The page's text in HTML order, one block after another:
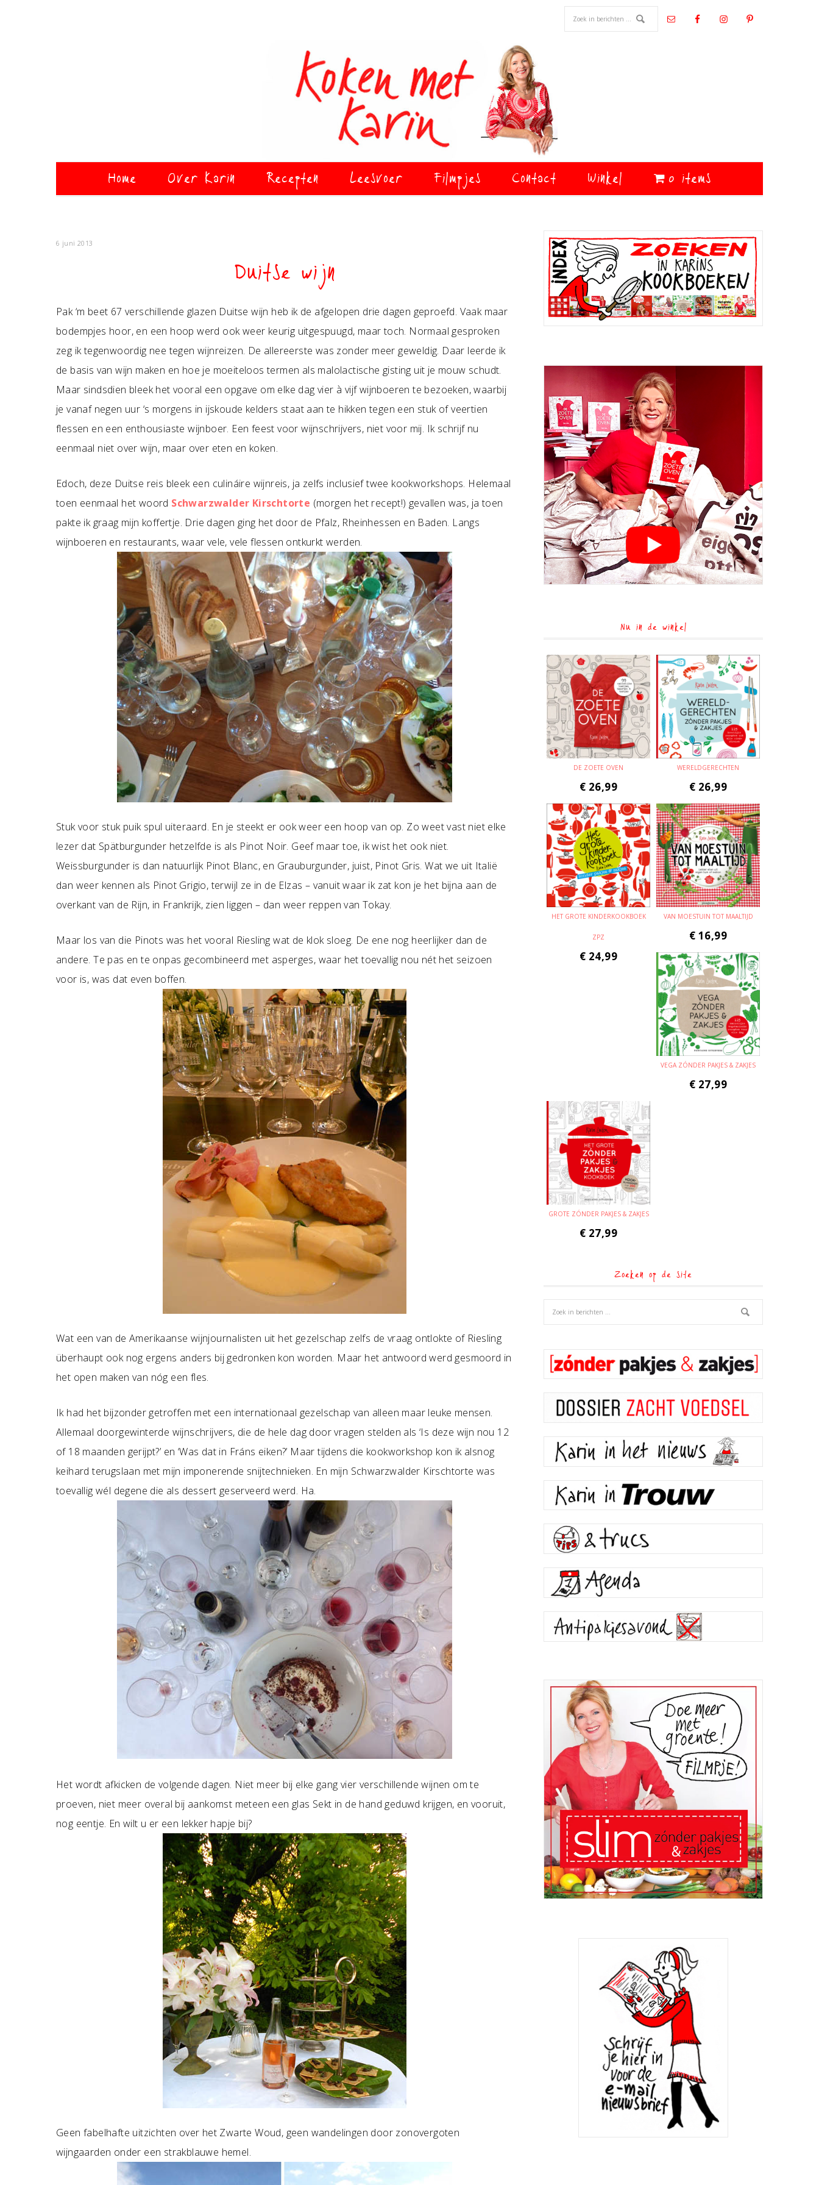
Home Over Karin Recepten Leesvoer Filmpjes Contact Winkel 0 items
6 juni 2013
Duitse wijn
Pak ‘m beet 67 verschillende glazen Duitse wijn heb ik de afgelopen drie dagen geproefd. Vaak maar
bodempjes hoor, en een hoop werd ook weer keurig uitgespuugd, maar toch. Normaal gesproken
zeg ik tegenwoordig nee tegen wijnreizen. De allereerste was zonder meer geweldig. Daar leerde ik
de basis van wijn maken en hoe je moeiteloos termen als malolactische gisting uit je mouw schudt.
Maar sindsdien bleek het vooral een opgave om elke dag vier à vijf wijnboeren te bezoeken, waarbij
je vanaf negen uur ‘s morgens in ijskoude kelders staat aan te hikken tegen een stuk of veertien
flessen en een enthousiaste wijnboer. Een feest voor wijnschrijvers, niet voor mij. Ik schrijf nu
eenmaal niet over wijn, maar over eten en koken.
Edoch, deze Duitse reis bleek een culináire wijnreis, ja zelfs inclusief twee kookworkshops. Helemaal
toen eenmaal het woord Schwarzwalder Kirschtorte (morgen het recept!) gevallen was, ja toen
pakte ik graag mijn koffertje. Drie dagen ging het door de Pfalz, Rheinhessen en Baden. Langs
wijnboeren en restaurants, waar vele, vele flessen ontkurkt werden.
Stuk voor stuk puik spul uiteraard. En je steekt er ook weer een hoop van op. Zo weet vast niet elke
lezer dat Spätburgunder hetzelfde is als Pinot Noir. Geef maar toe, ik wist het ook niet.
Weissburgunder is dan natuurlijk Pinot Blanc, en Grauburgunder, juist, Pinot Gris. Wat we uit Italië
dan weer kennen als Pinot Grigio, terwijl ze in de Elzas – vanuit waar ik zat kon je het bijna aan de
overkant van de Rijn, in Frankrijk, zien liggen – dan weer reppen van Tokay.
Maar los van die Pinots was het vooral Riesling wat de klok sloeg. De ene nog heerlijker dan de
andere. Te pas en te onpas gecombineerd met asperges, waar het toevallig nou nét het seizoen
voor is, was dat even boffen.
Wat een van de Amerikaanse wijnjournalisten uit het gezelschap zelfs de vraag ontlokte of Riesling
überhaupt ook nog ergens anders bij gedronken kon worden. Maar het antwoord werd gesmoord in
het open maken van nóg een fles.
Ik had het bijzonder getroffen met een internationaal gezelschap van alleen maar leuke mensen.
Allemaal doorgewinterde wijnschrijvers, die de hele dag door vragen stelden als ‘Is deze wijn nou 12
of 18 maanden gerijpt?’ en ‘Was dat in Fráns eiken?’ Maar tijdens die kookworkshop kon ik alsnog
keihard terugslaan met mijn imponerende snijtechnieken. En mijn Schwarzwalder Kirschtorte was
toevallig wél degene die als dessert geserveerd werd. Ha.
Het wordt afkicken de volgende dagen. Niet meer bij elke gang vier verschillende wijnen om te
proeven, niet meer overal bij aankomst meteen een glas Sekt in de hand geduwd krijgen, en vooruit,
nog eentje. En wilt u er een lekker hapje bij?
Geen fabelhafte uitzichten over het Zwarte Woud, geen wandelingen door zonovergoten
wijngaarden onder een strakblauwe hemel.
Primaire
Sidebar
Nu in de winkel
DE ZOETE OVEN
€ 26,99
WERELDGERECHTEN
€ 26,99
HET GROTE KINDERKOOKBOEK
ZPZ
€ 24,99
VAN MOESTUIN TOT MAALTIJD
€ 16,99
VEGA ZÓNDER PAKJES & ZAKJES
€ 27,99
GROTE ZÓNDER PAKJES & ZAKJES
€ 27,99
Zoeken op de site